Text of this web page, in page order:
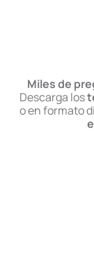
Miles de
Descarga los
o en formato